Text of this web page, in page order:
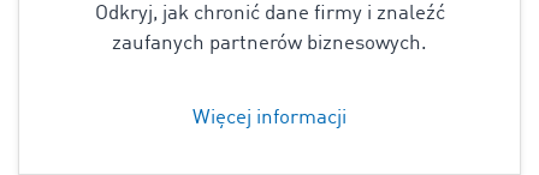
Odkryj, jak chronić dane firmy i znaleźć
zaufanych partnerów biznesowych.
Więcej informacji